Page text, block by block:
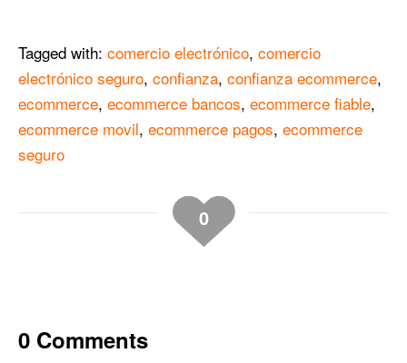
Tagged with: comercio electrónico, comercio
electrónico seguro, confianza, confianza ecommerce,
ecommerce, ecommerce bancos, ecommerce fiable,
ecommerce movil, ecommerce pagos, ecommerce
seguro
0
0 Comments